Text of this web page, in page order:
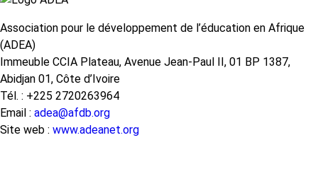
Sénégal
Association pour le développement de l’éducation en Afrique
(ADEA)
Immeuble CCIA Plateau, Avenue Jean-Paul II, 01 BP 1387,
Abidjan 01, Côte d’Ivoire
Tél. : +225 2720263964
Email : adea@afdb.org
Site web : www.adeanet.org